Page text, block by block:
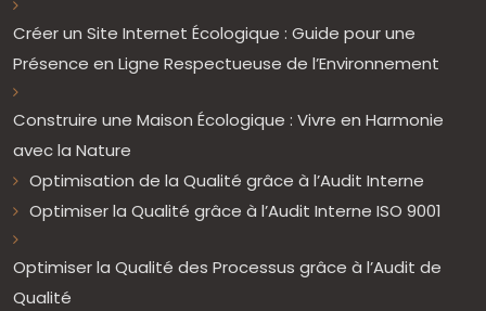
Créer un Site Internet Écologique : Guide pour une
Présence en Ligne Respectueuse de l’Environnement
Construire une Maison Écologique : Vivre en Harmonie
avec la Nature
Optimisation de la Qualité grâce à l’Audit Interne
Optimiser la Qualité grâce à l’Audit Interne ISO 9001
Optimiser la Qualité des Processus grâce à l’Audit de
Qualité